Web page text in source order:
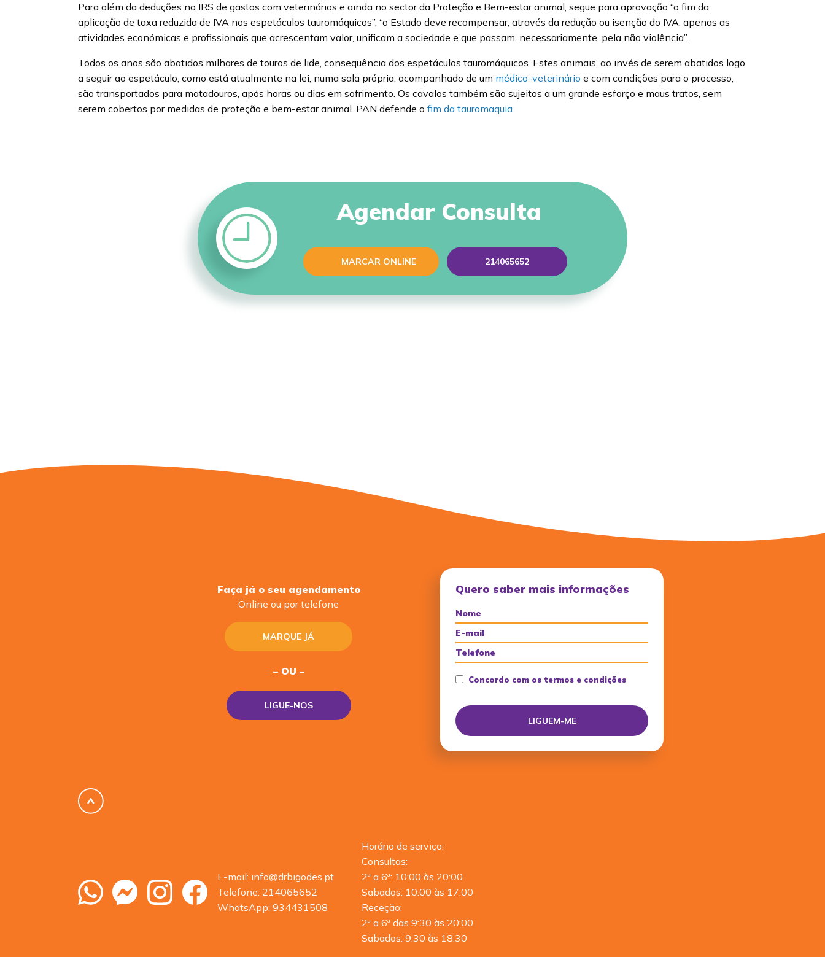
Para além da deduções no IRS de gastos com veterinários e ainda no sector da Proteção e Bem-estar animal, segue para aprovação “o fim da
aplicação de taxa reduzida de IVA nos espetáculos tauromáquicos”, “o Estado deve recompensar, através da redução ou isenção do IVA, apenas as
atividades económicas e profissionais que acrescentam valor, unificam a sociedade e que passam, necessariamente, pela não violência”.
Todos os anos são abatidos milhares de touros de lide, consequência dos espetáculos tauromáquicos. Estes animais, ao invés de serem abatidos logo
a seguir ao espetáculo, como está atualmente na lei, numa sala própria, acompanhado de um médico-veterinário e com condições para o processo,
são transportados para matadouros, após horas ou dias em sofrimento. Os cavalos também são sujeitos a um grande esforço e maus tratos, sem
serem cobertos por medidas de proteção e bem-estar animal. PAN defende o fim da tauromaquia.
Agendar Consulta
MARCAR ONLINE 214065652
Faça já o seu agendamento
Online ou por telefone
MARQUE JÁ
– OU –
LIGUE-NOS
Quero saber mais informações
Concordo com os termos e condições
E-mail: info@drbigodes.pt
Telefone: 214065652
WhatsApp: 934431508
Horário de serviço:
Consultas:
2ª a 6ª: 10:00 às 20:00
Sabados: 10:00 às 17:00
Receção:
2ª a 6ª das 9:30 às 20:00
Sabados: 9:30 às 18:30